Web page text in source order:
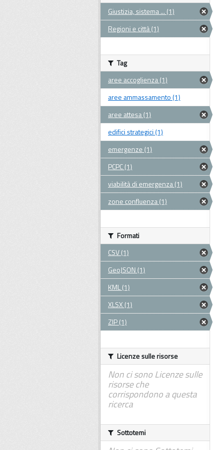
Giustizia, sistema ... (1)
Regioni e città (1)
Tag
aree accoglienza (1)
aree ammassamento (1)
aree attesa (1)
edifici strategici (1)
emergenze (1)
PCPC (1)
viabilità di emergenza (1)
zone confluenza (1)
Formati
CSV (1)
GeoJSON (1)
KML (1)
XLSX (1)
ZIP (1)
Licenze sulle risorse
Non ci sono Licenze sulle
risorse che
corrispondono a questa
ricerca
Sottotemi